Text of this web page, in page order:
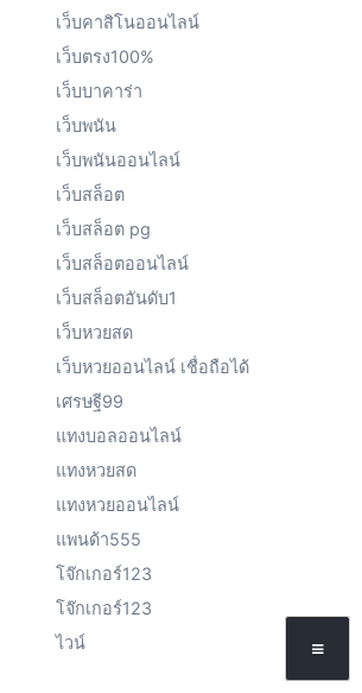

เว็บคาสิโนออนไลน์
เว็บตรง100%
เว็บบาคาร่า
เว็บพนัน
เว็บพนันออนไลน์
เว็บสล็อต
เว็บสล็อต pg
เว็บสล็อตออนไลน์
เว็บสล็อตอันดับ1
เว็บหวยสด
เว็บหวยออนไลน์ เชื่อถือได้
เศรษฐี99
แทงบอลออนไลน์
แทงหวยสด
แทงหวยออนไลน์
แพนด้า555
โจ๊กเกอร์123
โจ๊กเกอร์123
ไวน์